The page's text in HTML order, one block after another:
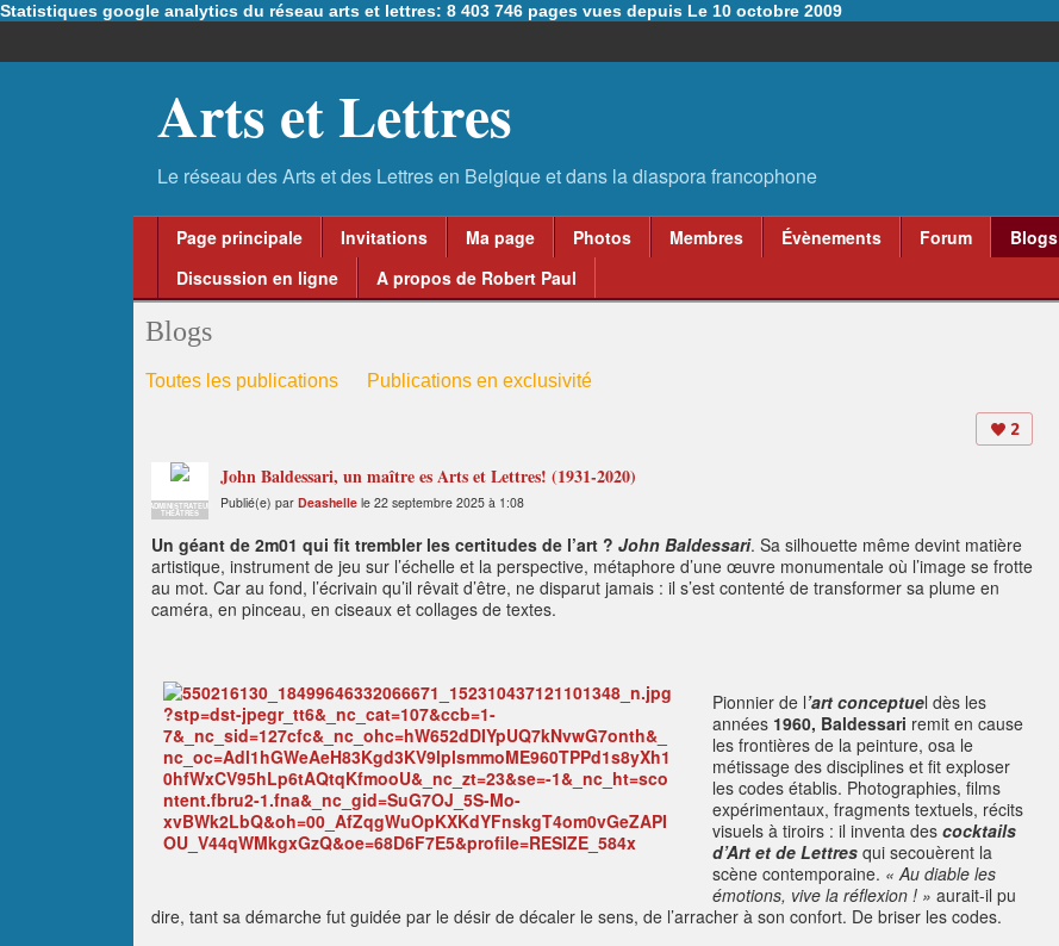
Statistiques google analytics du réseau arts et lettres: 8 403 746 pages vues depuis Le 10 octobre 2009
Arts et Lettres
Page principale Invitations Ma page Photos Membres Évènements Forum Blogs
Discussion en ligne
A propos de Robert Paul
Blogs
Toutes les publications Publications en exclusivité
2
ADMINISTRATEUR
THÉÂTRES
John Baldessari, un maître es Arts et Lettres! (1931-2020)
Publié(e) par Deashelle le 22 septembre 2025 à 1:08
Un géant de 2m01 qui fit trembler les certitudes de l’art ? John Baldessari. Sa silhouette même devint matière
artistique, instrument de jeu sur l’échelle et la perspective, métaphore d’une œuvre monumentale où l’image se frotte
au mot. Car au fond, l’écrivain qu’il rêvait d’être, ne disparut jamais : il s’est contenté de transformer sa plume en
caméra, en pinceau, en ciseaux et collages de textes.
Pionnier de l’art conceptuel dès les
années 1960, Baldessari remit en cause
les frontières de la peinture, osa le
métissage des disciplines et fit exploser
les codes établis. Photographies, films
expérimentaux, fragments textuels, récits
visuels à tiroirs : il inventa des cocktails
d’Art et de Lettres qui secouèrent la
scène contemporaine. « Au diable les
émotions, vive la réflexion ! » aurait-il pu
dire, tant sa démarche fut guidée par le désir de décaler le sens, de l’arracher à son confort. De briser les codes.